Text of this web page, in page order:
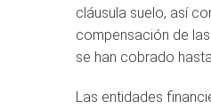
cláusula suelo, así
compensación de
se han cobrado
Las entidades